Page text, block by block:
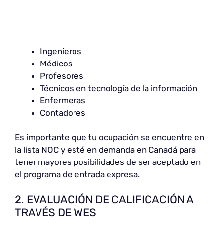
Ingenieros
Médicos
Profesores
Técnicos en tecnología de la información
Enfermeras
Contadores
Es importante que tu ocupación se encuentre en
la lista NOC y esté en demanda en Canadá para
tener mayores posibilidades de ser aceptado en
el programa de entrada expresa.
2. EVALUACIÓN DE CALIFICACIÓN A
TRAVÉS DE WES